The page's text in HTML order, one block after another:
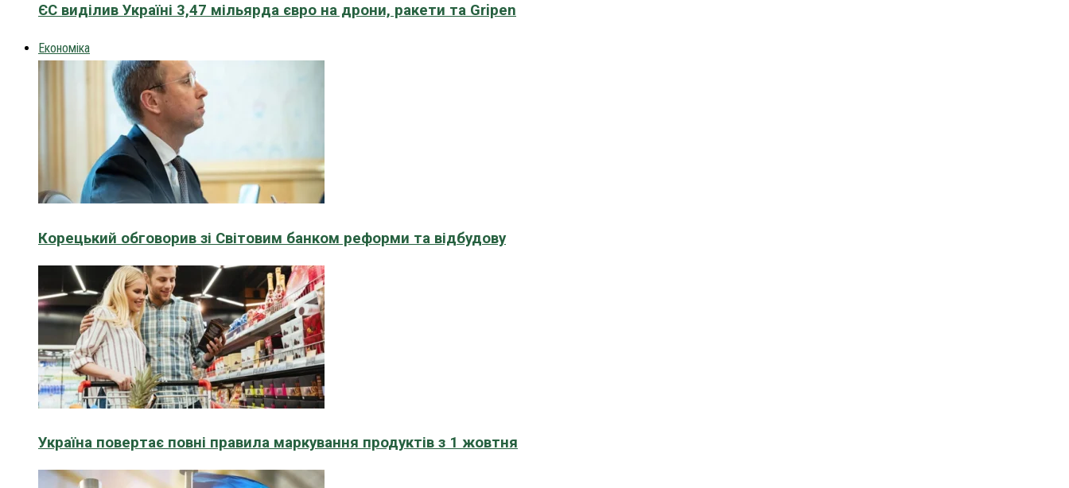
ЄС виділив Україні 3,47 мільярда євро на дрони, ракети та Gripen
Економіка
Корецький обговорив зі Світовим банком реформи та відбудову
Україна повертає повні правила маркування продуктів з 1 жовтня